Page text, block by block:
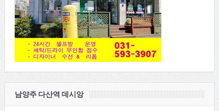
남양주 다산역 데시앙